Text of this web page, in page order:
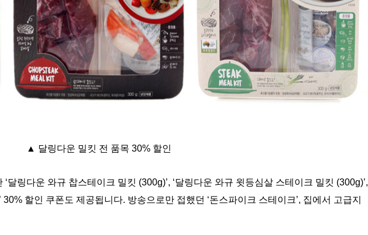
▲ 달링다운 밀킷 전 품목 30% 할인
달링다운 와규 찹스테이크 밀킷 (300g)’, ‘달링다운 와규 윗등심살 스테이크 밀킷 (300g)’,
할인 쿠폰도 제공됩니다. 방송으로만 접했던 ‘돈스파이크 스테이크’, 집에서 고급지